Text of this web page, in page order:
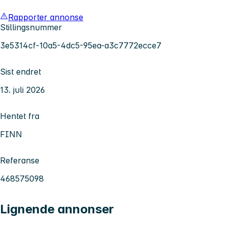
Rapporter annonse
Stillingsnummer
3e5314cf-10a5-4dc5-95ea-a3c7772ecce7
Sist endret
13. juli 2026
Hentet fra
FINN
Referanse
468575098
Lignende annonser